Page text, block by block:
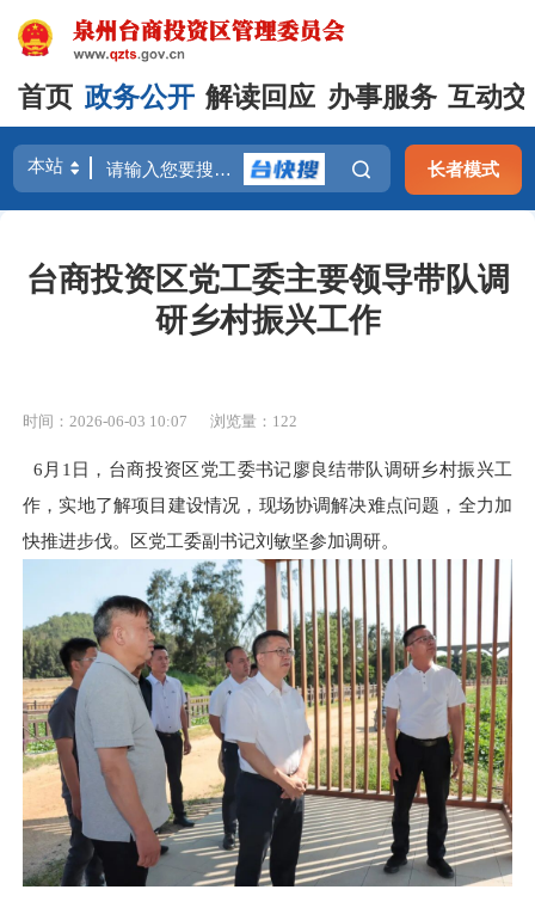
首页 政务公开 解读回应 办事服务 互动
长者模式
台商投资区党工委主要领导带队调
研乡村振兴工作
时间：2026-06-03 10:07 浏览量： 122
6月1日，台商投资区党工委书记廖良结带队调研乡村振兴工
作，实地了解项目建设情况，现场协调解决难点问题，全力加
快推进步伐。区党工委副书记刘敏坚参加调研。